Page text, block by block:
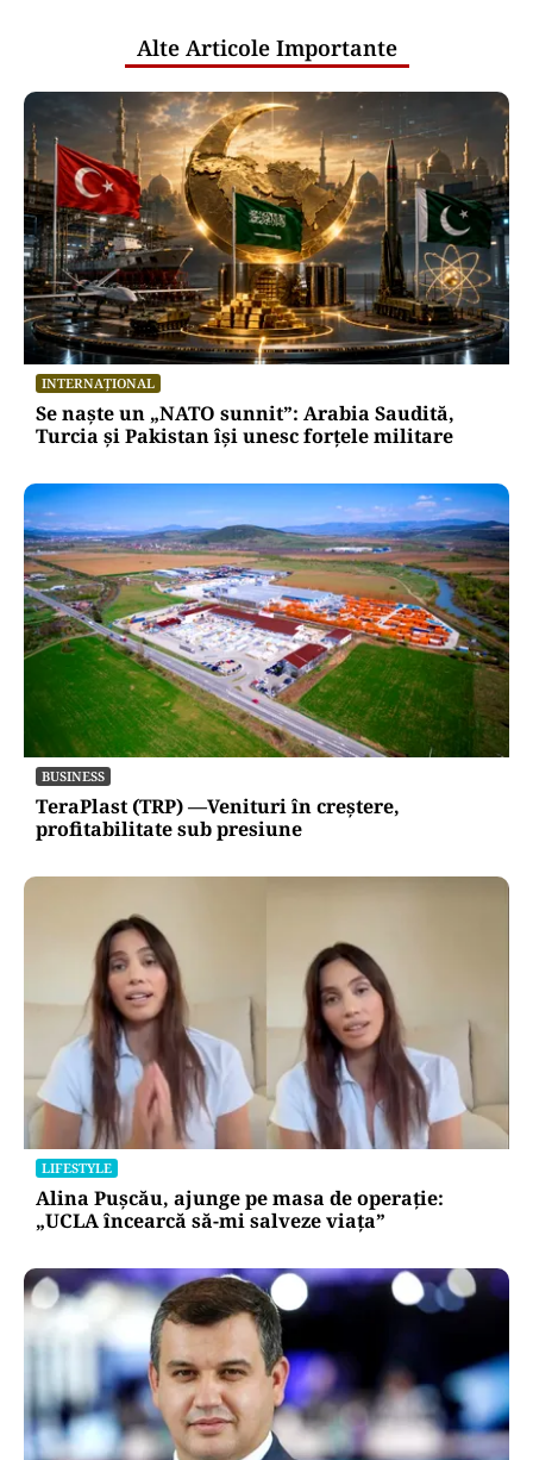
Alte Articole Importante
INTERNAȚIONAL
Se naște un „NATO sunnit”: Arabia Saudită,
Turcia și Pakistan își unesc forțele militare
BUSINESS
TeraPlast (TRP) —Venituri în creștere,
profitabilitate sub presiune
LIFESTYLE
Alina Pușcău, ajunge pe masa de operație:
„UCLA încearcă să-mi salveze viața”